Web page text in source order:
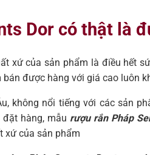
Dor có thật là
xứ của sản phẩm là điều hết
được hàng với giá cao luôn
không nổi tiếng với các sản
đặt hàng, mẫu rượu rắn Pháp
xứ của sản phẩm